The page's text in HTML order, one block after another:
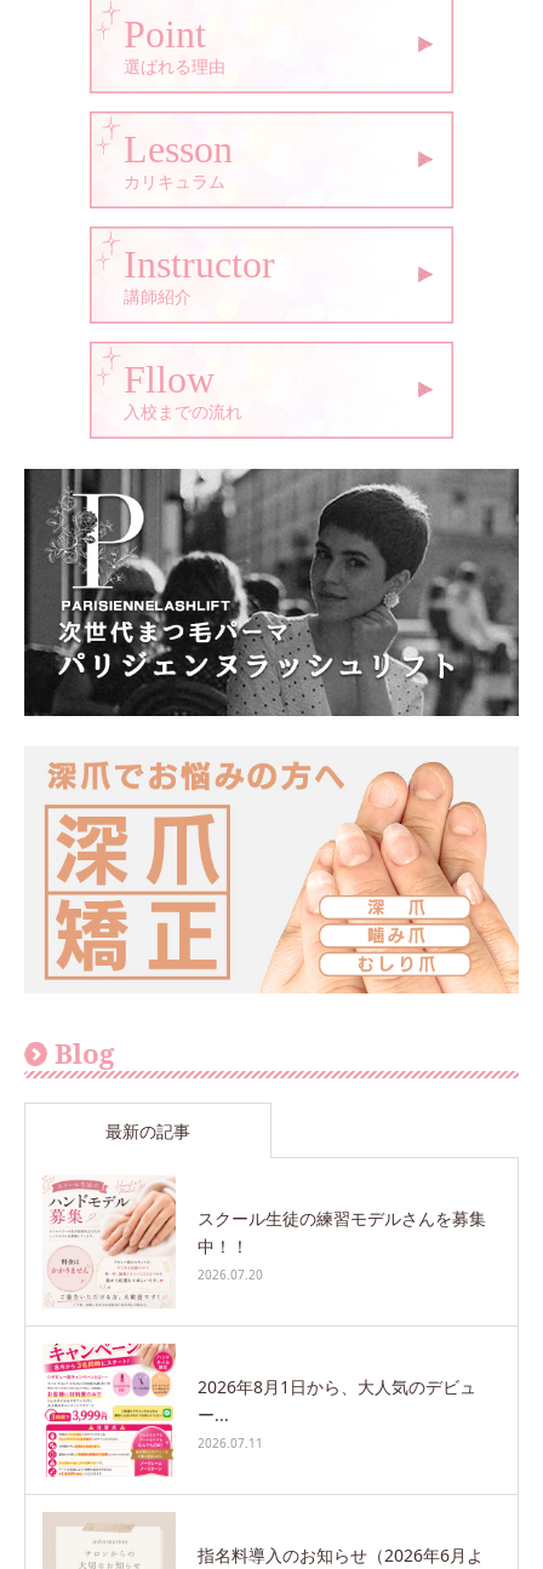
Point
選ばれる理由
Lesson
カリキュラム
Instructor
講師紹介
Fllow
入校までの流れ
Blog
最新の記事
スクール生徒の練習モデルさんを募集
中！！
2026.07.20
2026年8月1日から、大人気のデビュ
ー...
2026.07.11
指名料導入のお知らせ（2026年6月よ